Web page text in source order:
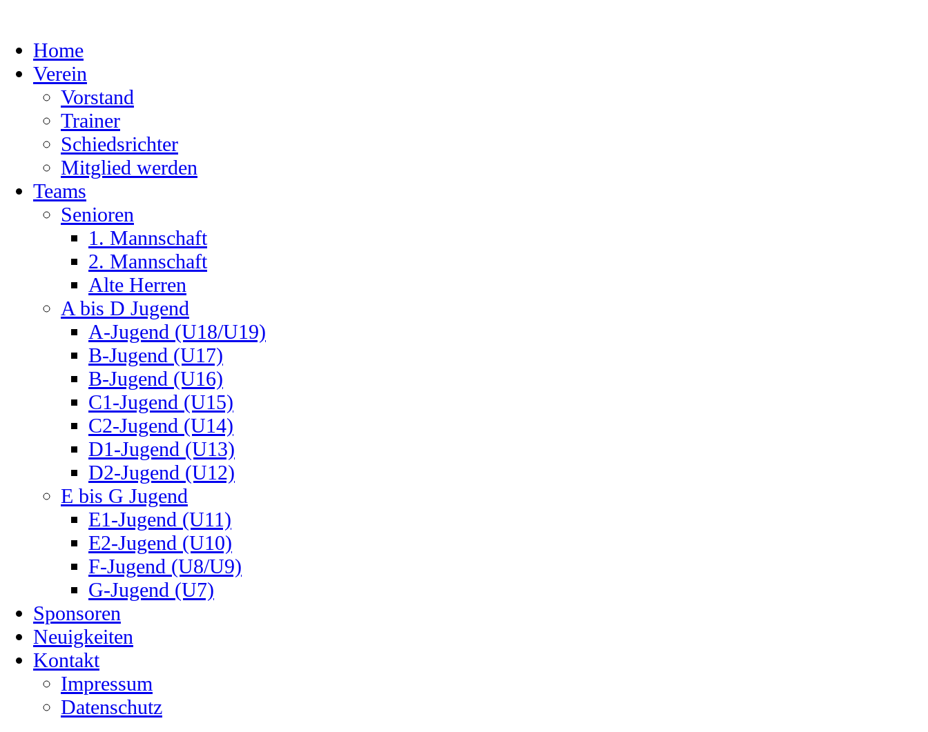
Home
Verein
Vorstand
Trainer
Schiedsrichter
Mitglied werden
Teams
Senioren
1. Mannschaft
2. Mannschaft
Alte Herren
A bis D Jugend
A-Jugend (U18/U19)
B-Jugend (U17)
B-Jugend (U16)
C1-Jugend (U15)
C2-Jugend (U14)
D1-Jugend (U13)
D2-Jugend (U12)
E bis G Jugend
E1-Jugend (U11)
E2-Jugend (U10)
F-Jugend (U8/U9)
G-Jugend (U7)
Sponsoren
Neuigkeiten
Kontakt
Impressum
Datenschutz